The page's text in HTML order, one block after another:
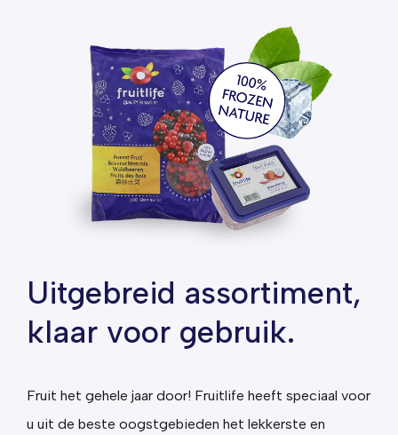
Uitgebreid assortiment,
klaar voor gebruik.
Fruit het gehele jaar door! Fruitlife heeft speciaal voor
u uit de beste oogstgebieden het lekkerste en